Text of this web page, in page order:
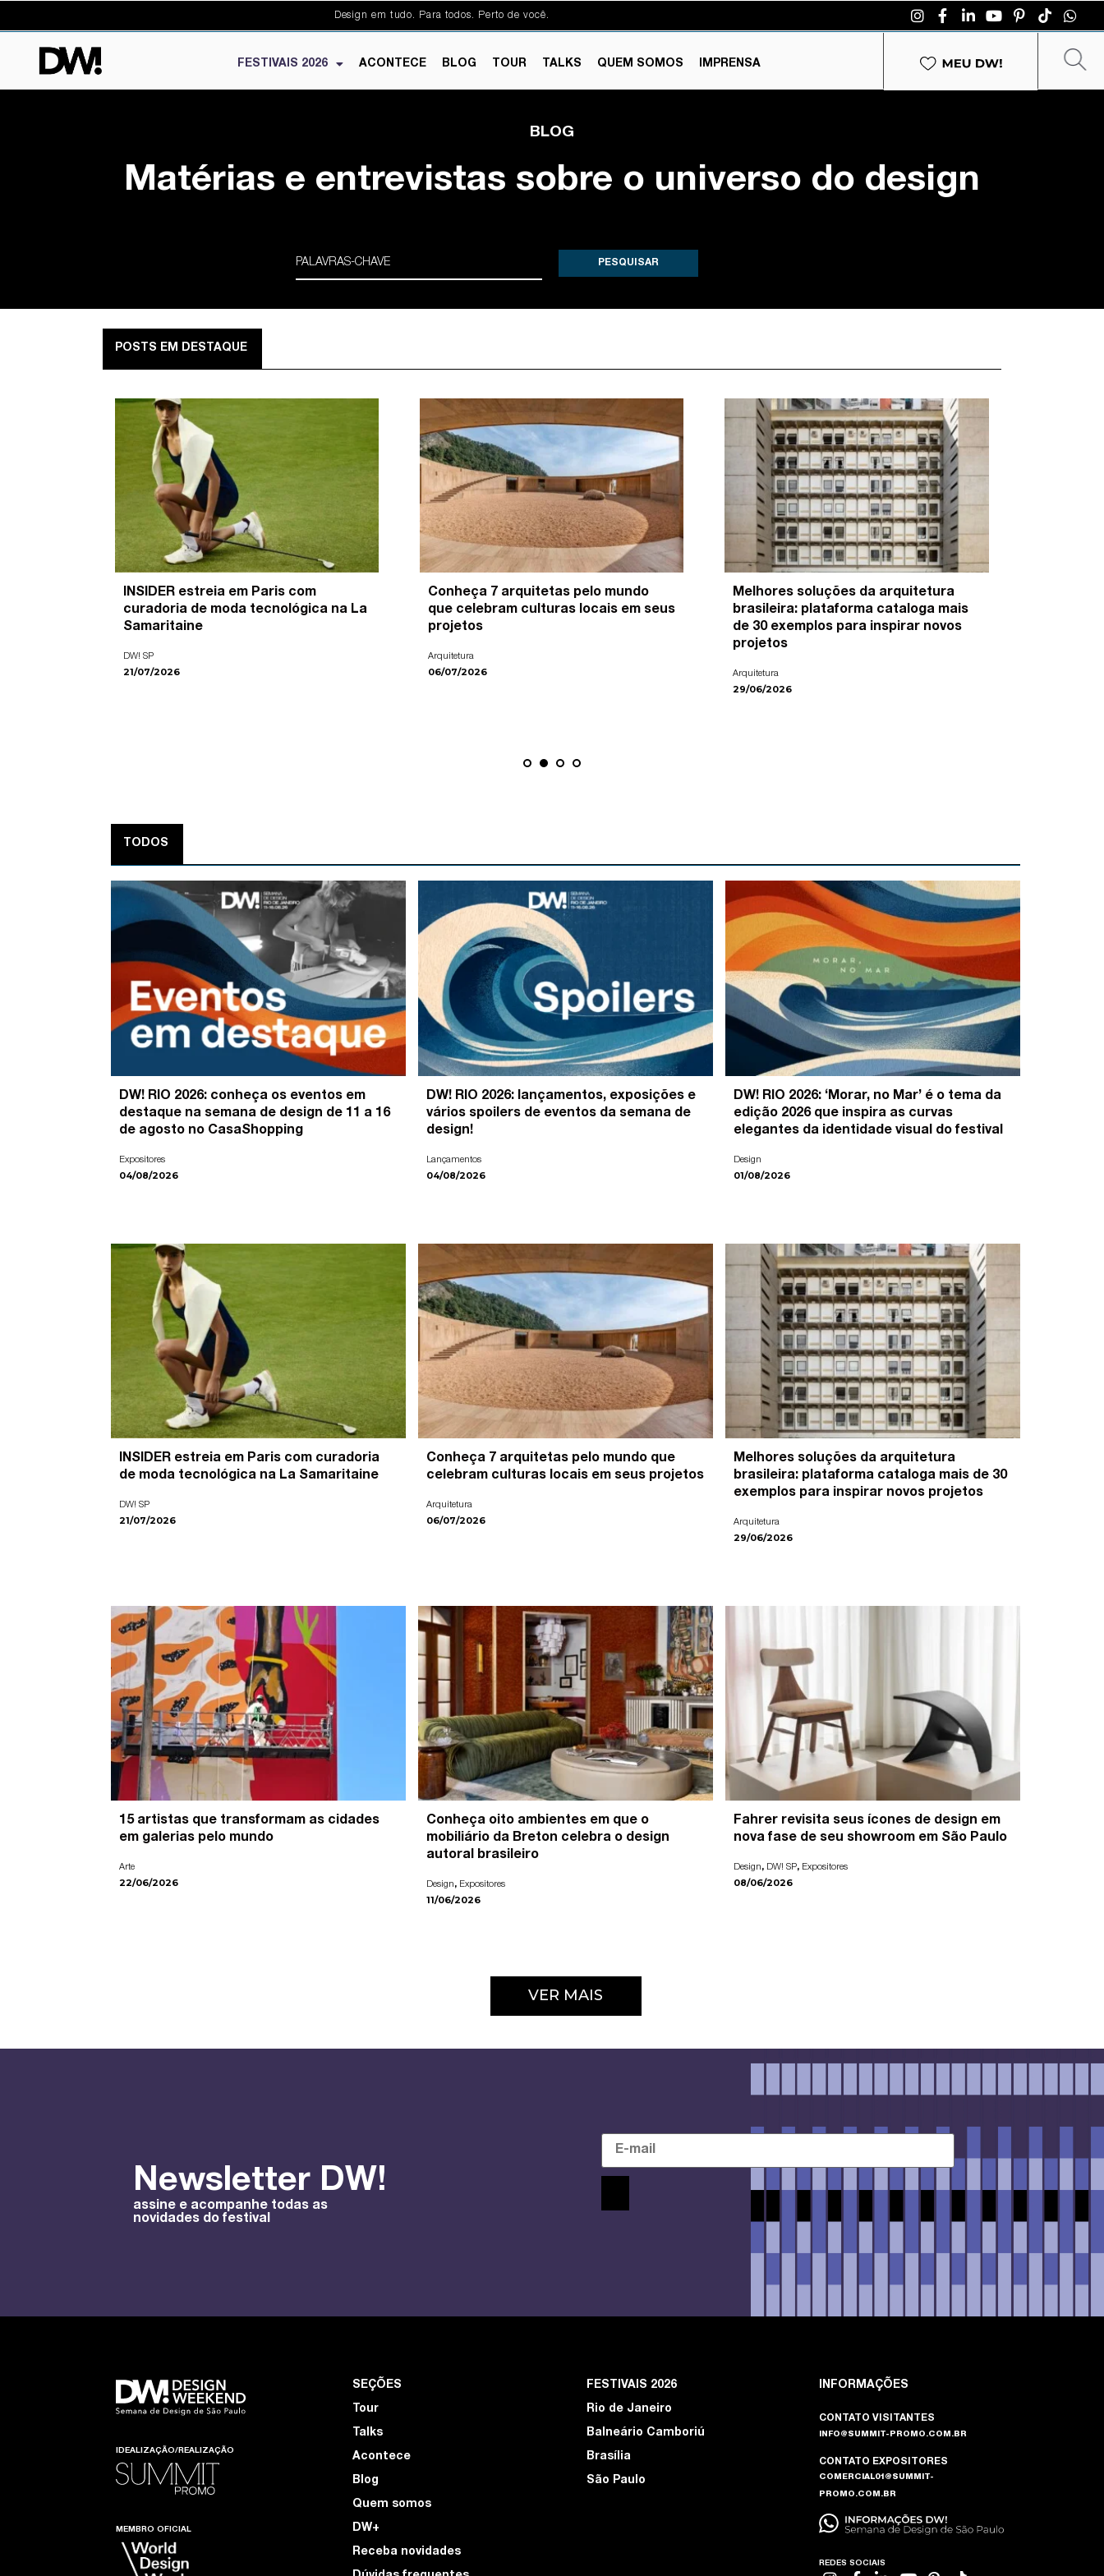
Design em tudo. Para todos. Perto de você.
FESTIVAIS 2026 ACONTECE BLOG TOUR TALKS QUEM SOMOS IMPRENSA
BLOG
Matérias e entrevistas sobre o universo do design
PESQUISAR
POSTS EM DESTAQUE
INSIDER estreia em Paris com
curadoria de moda tecnológica na La
Samaritaine
DW! SP
21/07/2026
Conheça 7 arquitetas pelo mundo
que celebram culturas locais em seus
projetos
Arquitetura
06/07/2026
Melhores soluções da arquitetura
brasileira: plataforma cataloga mais
de 30 exemplos para inspirar novos
projetos
Arquitetura
29/06/2026
TODOS
DW! RIO 2026: conheça os eventos em
destaque na semana de design de 11 a 16
de agosto no CasaShopping
Expositores
04/08/2026
DW! RIO 2026: lançamentos, exposições e
vários spoilers de eventos da semana de
design!
Lançamentos
04/08/2026
DW! RIO 2026: ‘Morar, no Mar’ é o tema da
edição 2026 que inspira as curvas
elegantes da identidade visual do festival
Design
01/08/2026
INSIDER estreia em Paris com curadoria
de moda tecnológica na La Samaritaine
DW! SP
21/07/2026
Conheça 7 arquitetas pelo mundo que
celebram culturas locais em seus projetos
Arquitetura
06/07/2026
Melhores soluções da arquitetura
brasileira: plataforma cataloga mais de 30
exemplos para inspirar novos projetos
Arquitetura
29/06/2026
15 artistas que transformam as cidades
em galerias pelo mundo
Arte
22/06/2026
Conheça oito ambientes em que o
mobiliário da Breton celebra o design
autoral brasileiro
Design, Expositores
11/06/2026
Fahrer revisita seus ícones de design em
nova fase de seu showroom em São Paulo
Design, DW! SP, Expositores
08/06/2026
VER MAIS
Newsletter DW!
assine e acompanhe todas as
novidades do festival
IDEALIZAÇÃO/REALIZAÇÃO
MEMBRO OFICIAL
SEÇÕES
Tour
Talks
Acontece
Blog
Quem somos
DW+
Receba novidades
FESTIVAIS 2026
Rio de Janeiro
Balneário Camboriú
Brasília
São Paulo
INFORMAÇÕES
CONTATO VISITANTES
INFO@SUMMIT-PROMO.COM.BR
CONTATO EXPOSITORES
COMERCIAL01@SUMMIT-
PROMO.COM.BR
REDES SOCIAIS